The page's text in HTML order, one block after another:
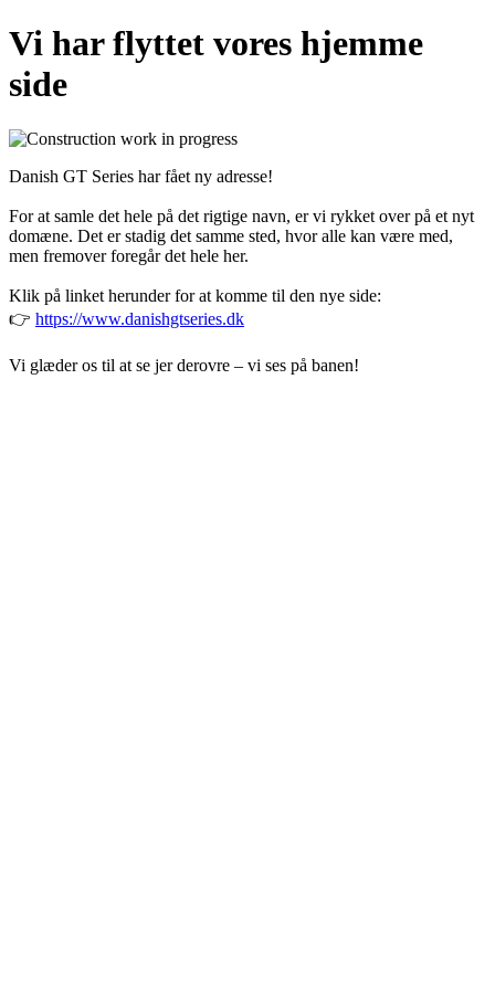
Vi har flyttet vores hjemme
side
Danish GT Series har fået ny adresse!
For at samle det hele på det rigtige navn, er vi rykket over på et nyt
domæne. Det er stadig det samme sted, hvor alle kan være med,
men fremover foregår det hele her.
Klik på linket herunder for at komme til den nye side:
👉 https://www.danishgtseries.dk
Vi glæder os til at se jer derovre – vi ses på banen!